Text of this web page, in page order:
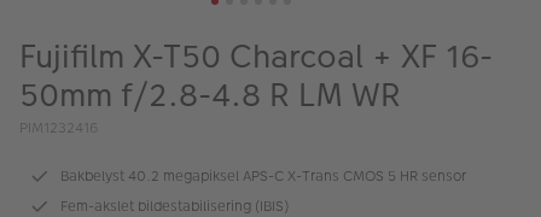
Kampanjer
Merker
Lagersalg
Fujifilm X-T50 Charcoal + XF 16-
50mm f/2.8-4.8 R LM WR
PIM1232416
Bakbelyst 40.2 megapiksel APS-C X-Trans CMOS 5 HR sensor
Fem-akslet bildestabilisering (IBIS)